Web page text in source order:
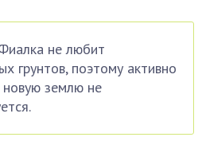
не любит
грунтов, поэтому активно
новую землю не